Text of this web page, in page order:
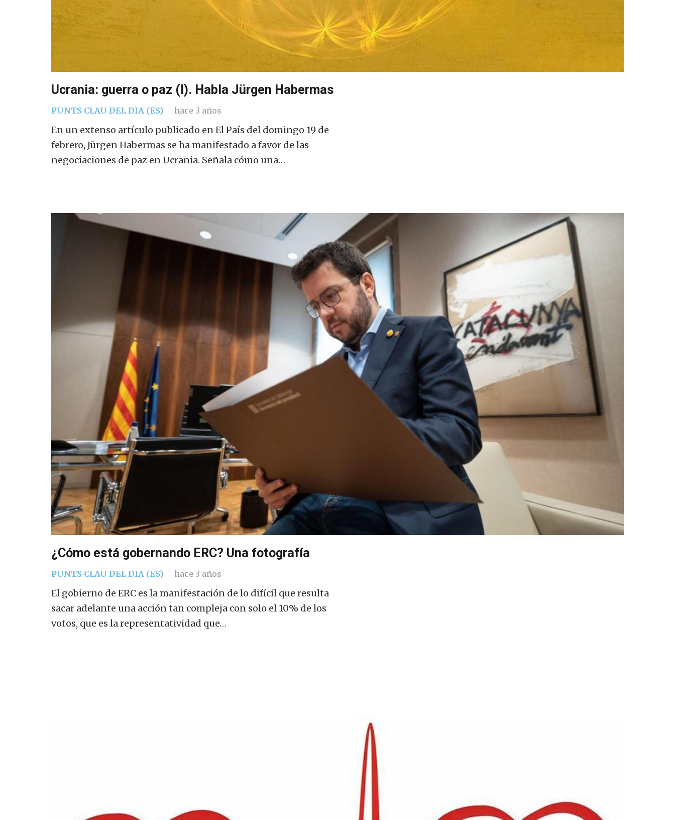
Ucrania: guerra o paz (I). Habla Jürgen Habermas
PUNTS CLAU DEL DIA (ES) hace 3 años
En un extenso artículo publicado en El País del domingo 19 de
febrero, Jürgen Habermas se ha manifestado a favor de las
negociaciones de paz en Ucrania. Señala cómo una…
¿Cómo está gobernando ERC? Una fotografía
PUNTS CLAU DEL DIA (ES) hace 3 años
El gobierno de ERC es la manifestación de lo difícil que resulta
sacar adelante una acción tan compleja con solo el 10% de los
votos, que es la representatividad que…